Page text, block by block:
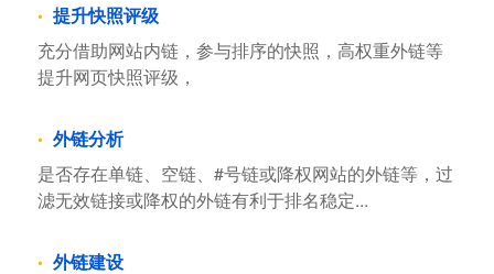
提升快照评级
充分借助网站内链，参与排序的快照，高权重外链等
提升网页快照评级，
外链分析
是否存在单链、空链、#号链或降权网站的外链等，过
滤无效链接或降权的外链有利于排名稳定...
外链建设